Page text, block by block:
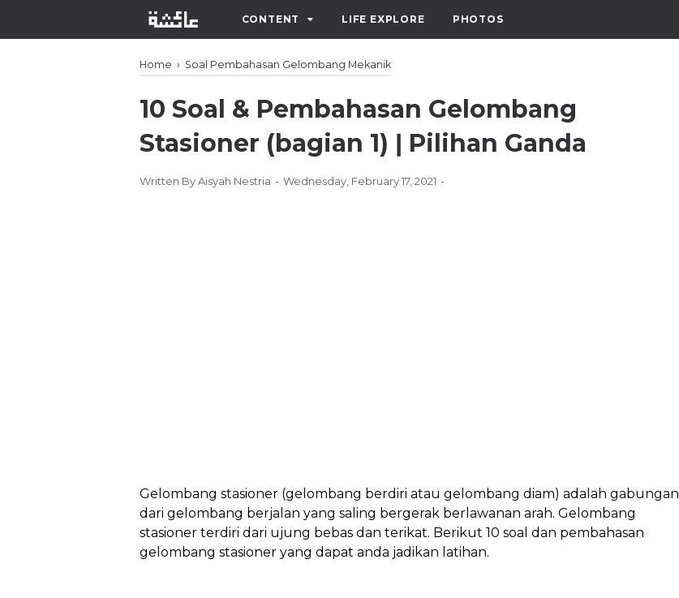
CONTENT LIFE EXPLORE PHOTOS
Home › Soal Pembahasan Gelombang Mekanik
10 Soal & Pembahasan Gelombang
Stasioner (bagian 1) ǀ Pilihan Ganda
Written ByAisyah Nestria Wednesday, February 17, 2021
Gelombang stasioner (gelombang berdiri atau gelombang diam) adalah gabungan
dari gelombang berjalan yang saling bergerak berlawanan arah. Gelombang
stasioner terdiri dari ujung bebas dan terikat. Berikut 10 soal dan pembahasan
gelombang stasioner yang dapat anda jadikan latihan.